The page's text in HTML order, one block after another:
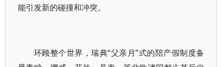
能引发新的碰撞和冲突。
环顾整个世界，瑞典“父亲月”式的陪产假制度备